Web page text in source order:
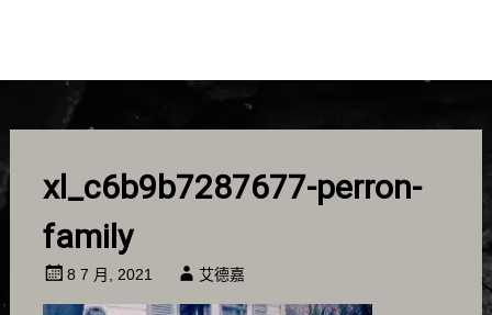
xl_c6b9b7287677-perron-
family
8 7 月, 2021 艾德嘉